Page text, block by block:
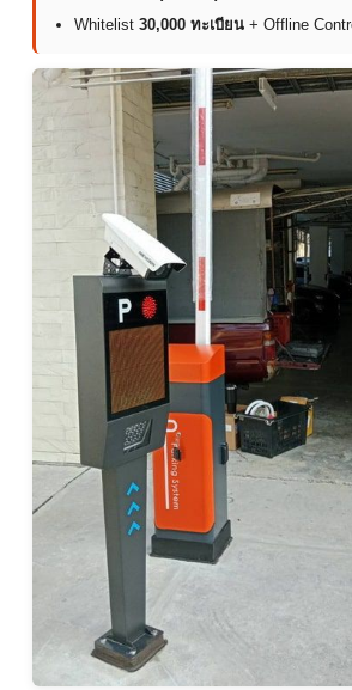
Whitelist 30,000 ทะเบียน + Offline